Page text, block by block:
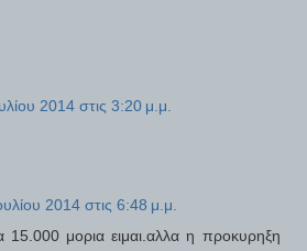
2014 στις 3:20 μ.μ.
2014 στις 6:48 μ.μ.
15.000 μορια ειμαι.αλλα η προκυρηξη